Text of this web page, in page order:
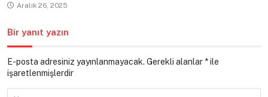
Aralık 26, 2025
Bir yanıt yazın
E-posta adresiniz yayınlanmayacak. Gerekli alanlar *ile
işaretlenmişlerdir